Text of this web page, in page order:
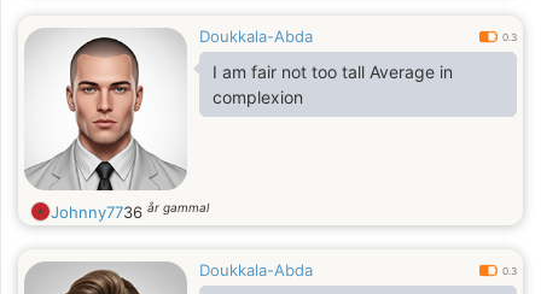
Doukkala-Abda 0.3
I am fair not too tall Average in
complexion
Johnny7736 år gammal
Doukkala-Abda 0.3